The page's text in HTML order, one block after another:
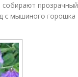
прозрачный
с мышиного горошка